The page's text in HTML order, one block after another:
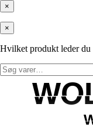
×
×
Hvilket produkt leder du
Søg
efter: